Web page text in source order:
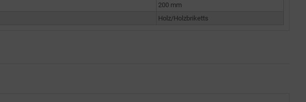
200 mm
Holz/Holzbriketts